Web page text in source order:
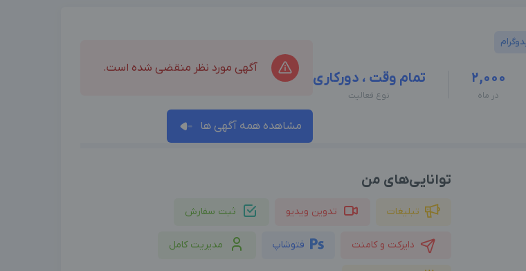
2,000
در ماه
تمام وقت ، دورکاری
نوع فعالیت
آگهی مورد نظر منقضی شده است.
مشاهده همه آگهی ها
توانایی‌های من
تبلیغات تدوین ویدیو ثبت سفارش
دایرکت و کامنت فتوشاپ مدیریت کامل